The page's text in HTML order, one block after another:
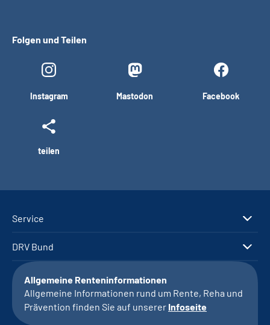
Folgen und Teilen
Instagram Mastodon Facebook
teilen
Service
DRV Bund
Allgemeine Renteninformationen
Allgemeine Informationen rund um Rente, Reha und
Prävention finden Sie auf unserer Infoseite